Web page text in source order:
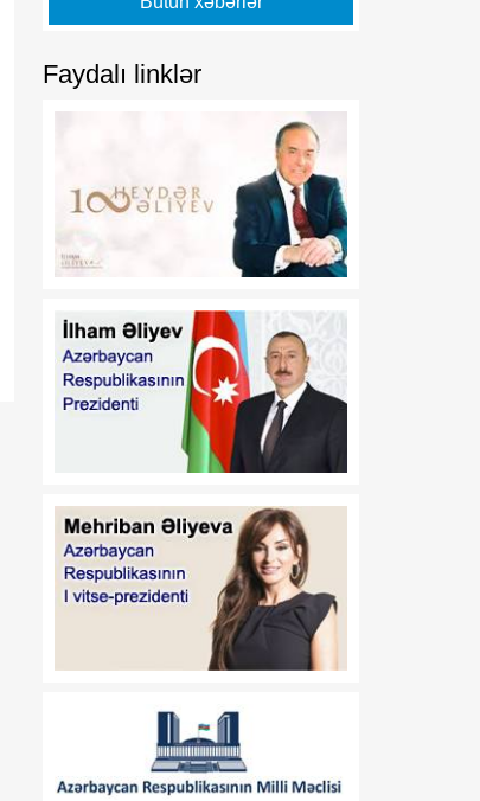
Azərbaycan
fövqəladə və səlahiyyətli
səfiri təyin edilməsi
İ.Ş.Davudovun
Azərbaycan
Malayziyada, eyni
Darüssalamda fövqəladə
və səlahiyyətli səfiri
vəzifəsindən geri
çağırılması haqqında
01:14
08 Avqust
Malayziyada fövqəladə və
səlahiyyətli səfiri təyin
edilməsi haqqında
08 Avqust
fövqəladə və səlahiyyətli
səfiri vəzifəsindən geri
çağırılması haqqında
01:13
Faydalı linklər